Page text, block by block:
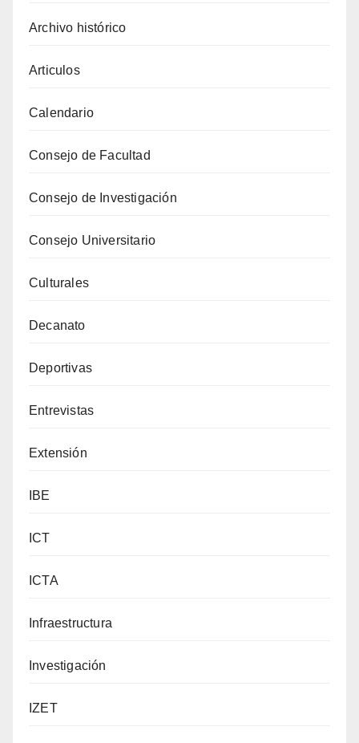
Archivo histórico
Articulos
Calendario
Consejo de Facultad
Consejo de Investigación
Consejo Universitario
Culturales
Decanato
Deportivas
Entrevistas
Extensión
IBE
ICT
ICTA
Infraestructura
Investigación
IZET